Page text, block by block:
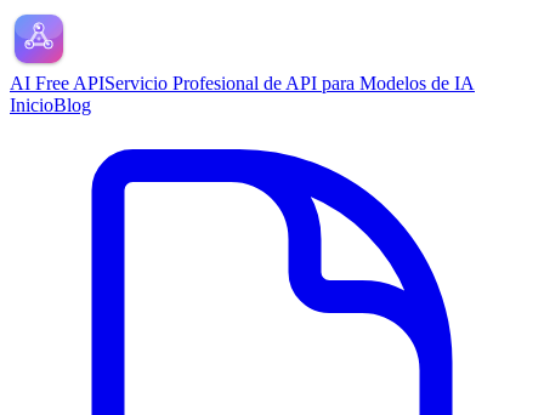
AI Free APIServicio Profesional de API para Modelos de IA
InicioBlog